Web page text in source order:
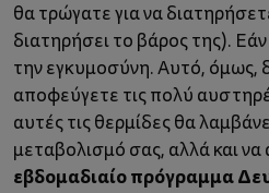
θα τρώγατε για να
διατηρήσει το βάρος της).
την εγκυμοσύνη. Αυτό, όμως,
αποφεύγετε τις πολύ
αυτές τις θερμίδες θα
μεταβολισμό σας, αλλά και
εβδομαδιαίο πρόγραμμα